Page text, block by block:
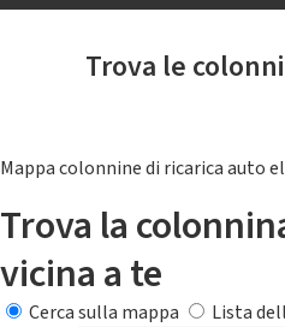
Trova le
Mappa colonnine di ricarica auto
Trova la
vicina a te
Cerca sulla mappa
Lista